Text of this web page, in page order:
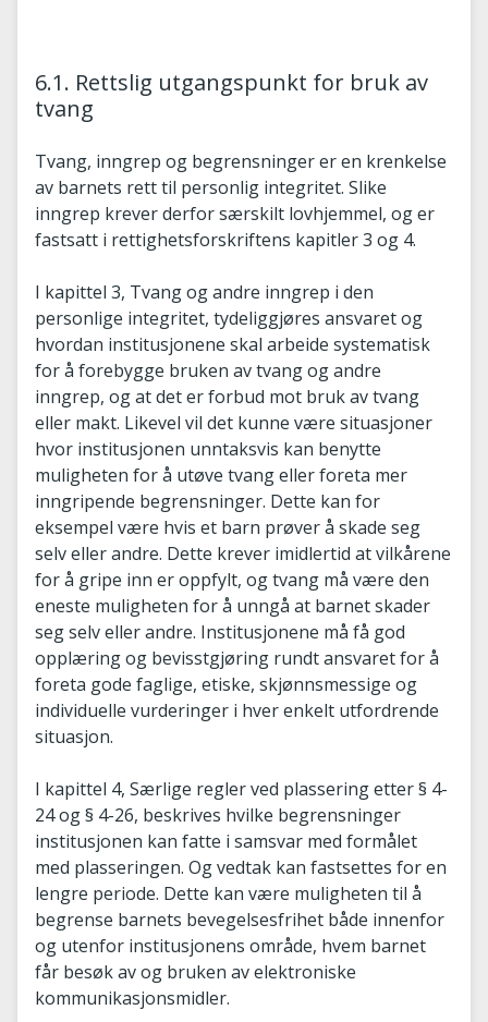
6.1. Rettslig utgangspunkt for bruk av
tvang
Tvang, inngrep og begrensninger er en krenkelse
av barnets rett til personlig integritet. Slike
inngrep krever derfor særskilt lovhjemmel, og er
fastsatt i rettighetsforskriftens kapitler 3 og 4.
I kapittel 3, Tvang og andre inngrep i den
personlige integritet, tydeliggjøres ansvaret og
hvordan institusjonene skal arbeide systematisk
for å forebygge bruken av tvang og andre
inngrep, og at det er forbud mot bruk av tvang
eller makt. Likevel vil det kunne være situasjoner
hvor institusjonen unntaksvis kan benytte
muligheten for å utøve tvang eller foreta mer
inngripende begrensninger. Dette kan for
eksempel være hvis et barn prøver å skade seg
selv eller andre. Dette krever imidlertid at vilkårene
for å gripe inn er oppfylt, og tvang må være den
eneste muligheten for å unngå at barnet skader
seg selv eller andre. Institusjonene må få god
opplæring og bevisstgjøring rundt ansvaret for å
foreta gode faglige, etiske, skjønnsmessige og
individuelle vurderinger i hver enkelt utfordrende
situasjon.
I kapittel 4, Særlige regler ved plassering etter § 4-
24 og § 4-26, beskrives hvilke begrensninger
institusjonen kan fatte i samsvar med formålet
med plasseringen. Og vedtak kan fastsettes for en
lengre periode. Dette kan være muligheten til å
begrense barnets bevegelsesfrihet både innenfor
og utenfor institusjonens område, hvem barnet
får besøk av og bruken av elektroniske
kommunikasjonsmidler.